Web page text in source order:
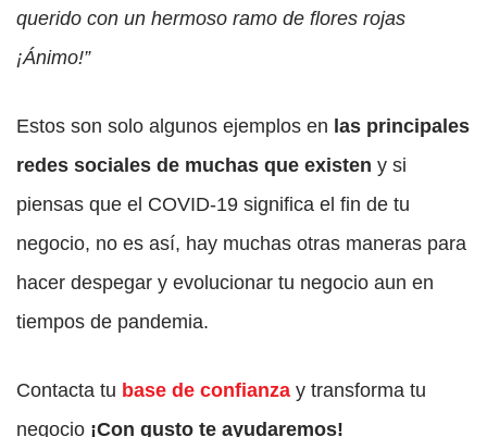
querido con un hermoso ramo de flores rojas
¡Ánimo!”
Estos son solo algunos ejemplos en las principales
redes sociales de muchas que existen y si
piensas que el COVID-19 significa el fin de tu
negocio, no es así, hay muchas otras maneras para
hacer despegar y evolucionar tu negocio aun en
tiempos de pandemia.
Contacta tu base de confianza y transforma tu
negocio ¡Con gusto te ayudaremos!